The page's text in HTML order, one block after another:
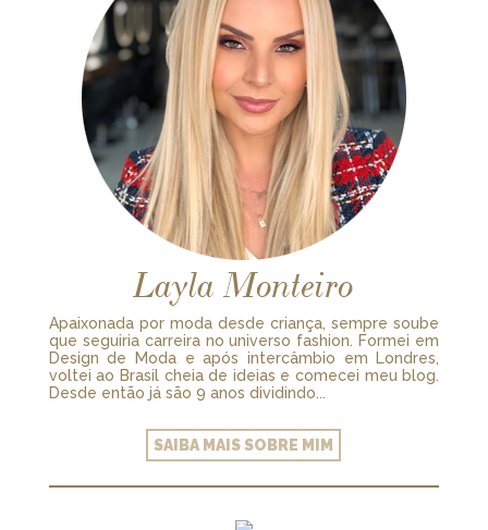
Layla Monteiro
Apaixonada por moda desde criança, sempre soube
que seguiria carreira no universo fashion. Formei em
Design de Moda e após intercâmbio em Londres,
voltei ao Brasil cheia de ideias e comecei meu blog.
Desde então já são 9 anos dividindo...
SAIBA MAIS SOBRE MIM